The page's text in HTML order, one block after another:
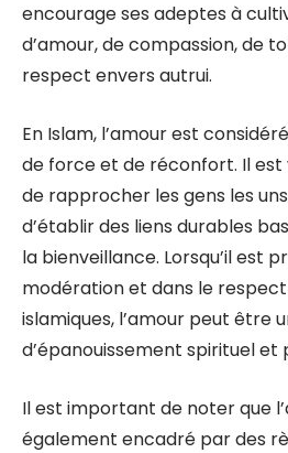
encourage ses adeptes à
d’amour, de compassion, de
respect envers autrui.
En Islam, l’amour est
de force et de réconfort. Il
de rapprocher les gens les
d’établir des liens durables
la bienveillance. Lorsqu’il est
modération et dans le
islamiques, l’amour peut être
d’épanouissement spirituel et
Il est important de noter que
également encadré par des